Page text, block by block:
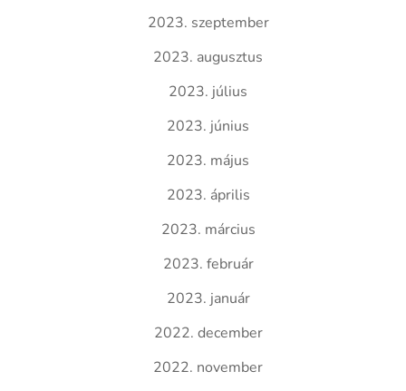
2023. szeptember
2023. augusztus
2023. július
2023. június
2023. május
2023. április
2023. március
2023. február
2023. január
2022. december
2022. november